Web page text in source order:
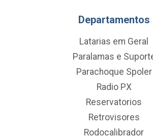
Departamentos
Latarias em Geral
Paralamas e
Parachoque Spoler
Radio PX
Reservatorios
Retrovisores
Rodocalibrador